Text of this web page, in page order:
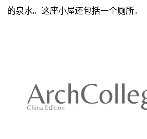
的泉水。这座小屋还包括一个厕所。